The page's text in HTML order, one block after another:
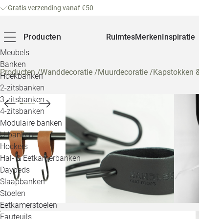
Gratis verzending vanaf €50
Producten
Meubels
Banken
Hoekbanken
2-zitsbanken
3-zitsbanken
4-zitsbanken
Modulaire banken
U-banken
Hockers
Hal- & Eetkamerbanken
Daybeds
Slaapbanken
Stoelen
Eetkamerstoelen
Fauteuils
RuimtesMerkenInspiratie
Producten/Wanddecoratie /Muurdecoratie /Kapstokken